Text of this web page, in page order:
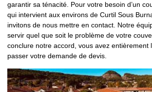
garantir sa ténacité. Pour votre besoin d’un
qui intervient aux environs de Curtil Sous
invitons de nous mettre en contact. Notre
servir quel que soit le problème de votre
conclure notre accord, vous avez entièrement
passer votre demande de devis.